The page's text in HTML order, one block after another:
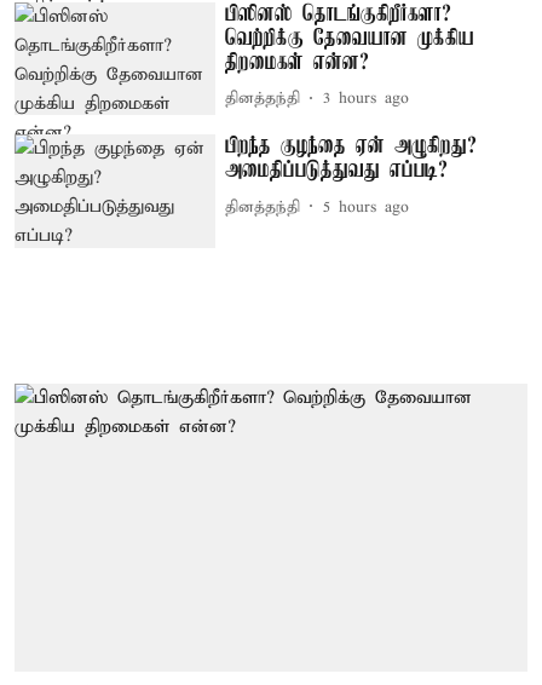
பிஸினஸ் தொடங்குகிறீர்களா?
வெற்றிக்கு தேவையான முக்கிய
திறமைகள் என்ன?
தினத்தந்தி 3 hours ago
பிறந்த குழந்தை ஏன் அழுகிறது?
அமைதிப்படுத்துவது எப்படி?
தினத்தந்தி 5 hours ago